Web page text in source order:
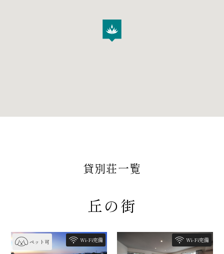
貸別荘一覧
丘の街
ペット可 Wi-Fi完備 Wi-Fi完備